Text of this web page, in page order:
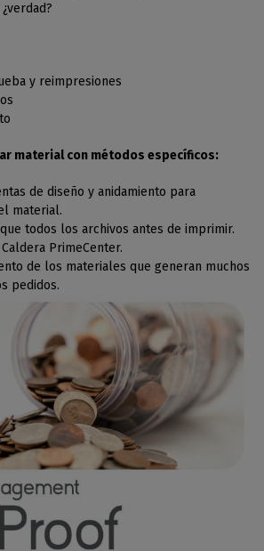
y reimpresiones
material con métodos específicos:
de diseño y anidamiento para
material.
todos los archivos antes de imprimir.
PrimeCenter.
de los materiales que generan muchos
pedidos.